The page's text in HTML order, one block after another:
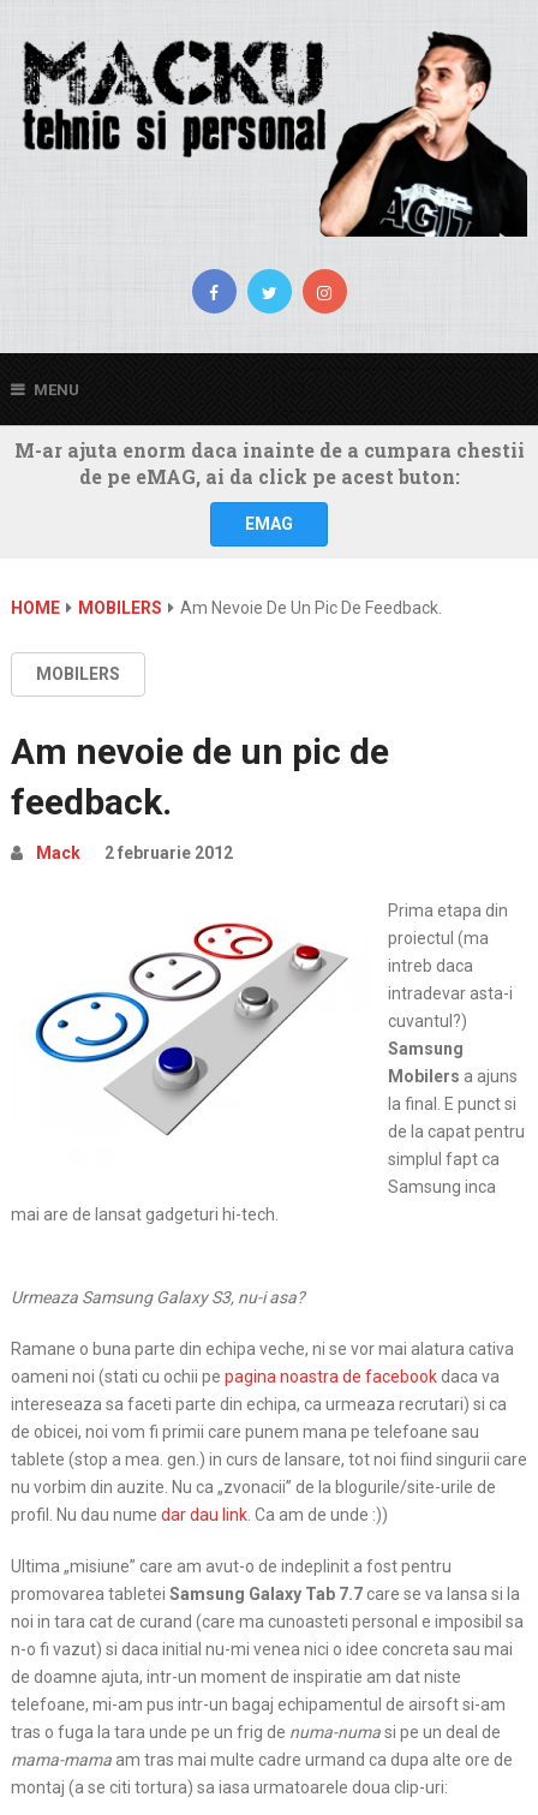
MENU
M-ar ajuta enorm daca inainte de a cumpara chestii
de pe eMAG, ai da click pe acest buton:
EMAG
HOME MOBILERS Am Nevoie De Un Pic De Feedback.
MOBILERS
Am nevoie de un pic de
feedback.
Mack 2 februarie 2012
Prima etapa din
proiectul (ma
intreb daca
intradevar asta-i
cuvantul?)
Samsung
Mobilers a ajuns
la final. E punct si
de la capat pentru
simplul fapt ca
Samsung inca
mai are de lansat gadgeturi hi-tech.
Urmeaza Samsung Galaxy S3, nu-i asa?
Ramane o buna parte din echipa veche, ni se vor mai alatura cativa
oameni noi (stati cu ochii pe pagina noastra de facebookdaca va
intereseaza sa faceti parte din echipa, ca urmeaza recrutari) si ca
de obicei, noi vom fi primii care punem mana pe telefoane sau
tablete (stop a mea. gen.) in curs de lansare, tot noi fiind singurii care
nu vorbim din auzite. Nu ca „zvonacii” de la blogurile/site-urile de
profil. Nu dau nume dar dau link. Ca am de unde :))
Ultima „misiune” care am avut-o de indeplinit a fost pentru
promovarea tabletei Samsung Galaxy Tab 7.7care se va lansa si la
noi in tara cat de curand (care ma cunoasteti personal e imposibil sa
n-o fi vazut) si daca initial nu-mi venea nici o idee concreta sau mai
de doamne ajuta, intr-un moment de inspiratie am dat niste
telefoane, mi-am pus intr-un bagaj echipamentul de airsoft si-am
tras o fuga la tara unde pe un frig de numa-numasi pe un deal de
mama-mamaam tras mai multe cadre urmand ca dupa alte ore de
montaj (a se citi tortura) sa iasa urmatoarele doua clip-uri: